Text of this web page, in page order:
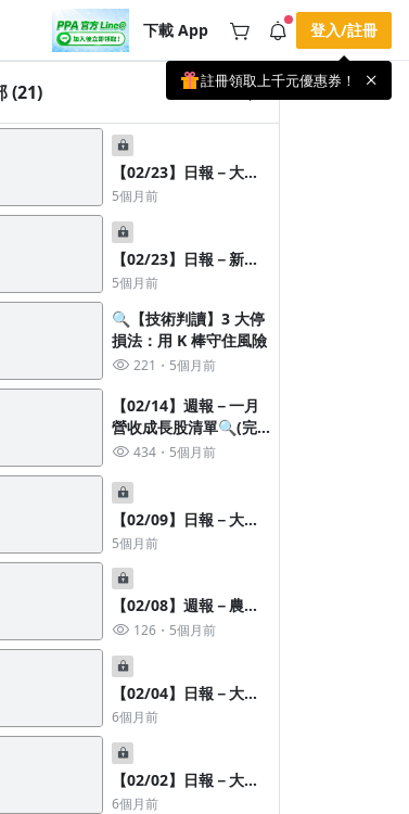
下載 App
獎勵，隨時吸收新知識
🌞 PPA 避暑津貼．冷氣房升級｜
期間快閃活動
🥵 酷暑限時快閃｜單筆滿 NT$2,500 現
折 NT$300、再贈最高 2% 點數回饋！
🚀 酷暑來襲．偷偷在冷氣房升級 📈
⭐️ 【冷氣房進修 限時開跑】◾單筆滿
NT$2,500 現折 NT$300◾活動期間：即
日起 - 8/13（只有一週）-📣 酷暑季好康
\ 再加碼 /→ 點數回饋無上限🔥購買任一
課程 or 訂閱✅ 消費即享回饋 1% 點數
✅ 滿 $5,000 回饋 2% 點數🎁 此為 PPA
官方帳號 Line@ 專屬活動，加入好友👉
享有「渠道專屬活動」及「個人化推
查看全部
登入/註冊
註冊領取上千元優惠券！
(21)
【02/23】日報－大盤
盤後重點圖文快訊
5個月前
【02/23】日報－新春
開紅盤🐴重點圖文快訊
5個月前
🔍【技術判讀】3 大停
損法：用 K 棒守住風險
221 5個月前
【02/14】週報－一月
營收成長股清單🔍(完
整版)
434 5個月前
【02/09】日報－大盤
盤後重點圖文快訊
5個月前
【02/08】週報－農曆
封關🔍法人重壓股觀察
126 5個月前
【02/04】日報－大盤
盤後重點圖文快訊
6個月前
【02/02】日報－大盤
盤後重點圖文快訊
6個月前